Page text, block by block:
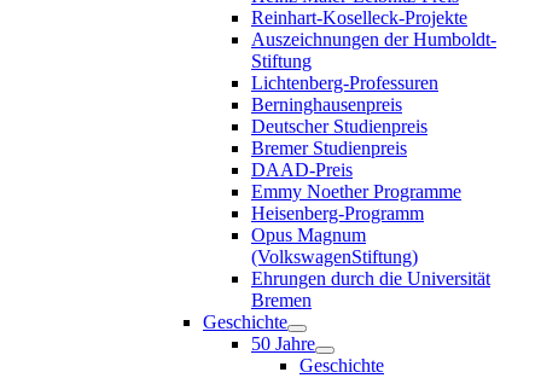
Reinhart-Koselleck-Projekte
Auszeichnungen der Humboldt-
Stiftung
Lichtenberg-Professuren
Berninghausenpreis
Deutscher Studienpreis
Bremer Studienpreis
DAAD-Preis
Emmy Noether Programme
Heisenberg-Programm
Opus Magnum
(VolkswagenStiftung)
Ehrungen durch die Universität
Bremen
Geschichte
50 Jahre
Geschichte